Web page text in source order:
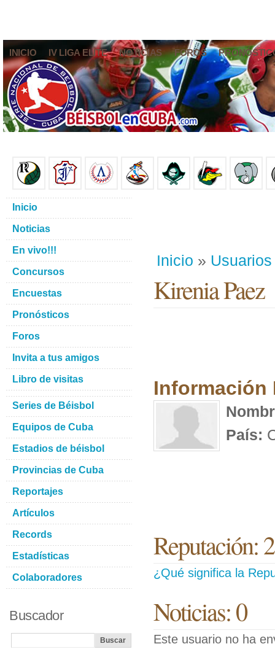
INICIO IV LIGA ELITE NOTICIAS FOROS
Inicio » Usuarios
Kirenia Paez
Información
País:
Reputación: 2
¿Qué significa la
Noticias: 0
Este usuario no ha
Inicio
Noticias
En vivo!!!
Concursos
Encuestas
Pronósticos
Foros
Invita a tus amigos
Libro de visitas
Series de Béisbol
Equipos de Cuba
Estadios de béisbol
Provincias de Cuba
Reportajes
Artículos
Records
Estadísticas
Colaboradores
Buscador